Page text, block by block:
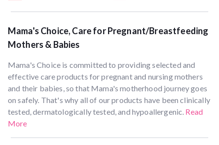
Mama's Choice, Care for Pregnant/Breastfeeding
Mothers & Babies
Mama's Choice is committed to providing selected and
effective care products for pregnant and nursing mothers
and their babies, so that Mama's motherhood journey goes
on safely. That's why all of our products have been clinically
tested, dermatologically tested, and hypoallergenic. Read
More